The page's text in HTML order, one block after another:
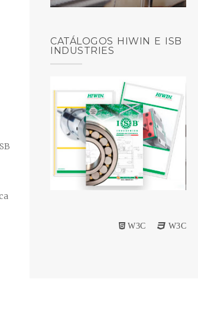
CATÁLOGOS HIWIN E ISB
INDUSTRIES
W3C W3C